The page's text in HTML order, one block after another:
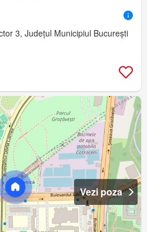
3, Județul Municipiul București
Vezi poza